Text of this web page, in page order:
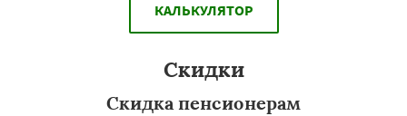
КАЛЬКУЛЯТОР
Скидки
Скидка пенсионерам